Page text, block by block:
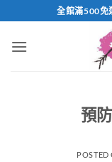
to
content
全館滿500免
預
POSTED